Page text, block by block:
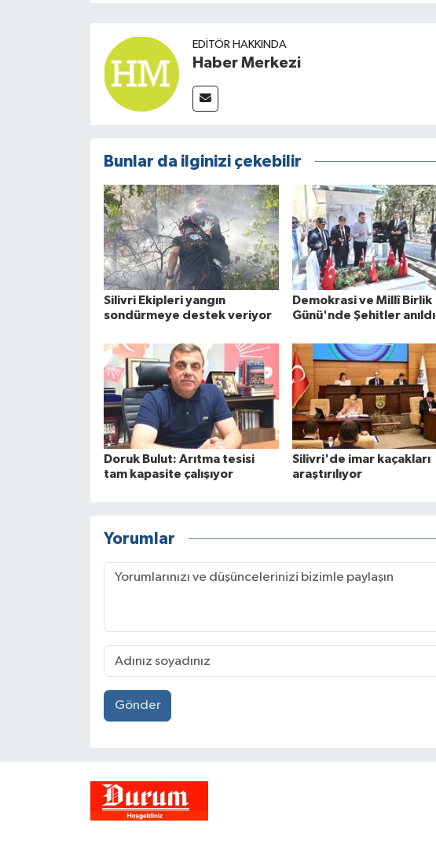
EDITÖR HAKKINDA
Haber Merkezi
Bunlar da ilginizi çekebilir
Silivri Ekipleri yangın
sondürmeye destek veriyor
Demokrasi ve Millî Birlik
Günü'nde Şehitler anıldı
Doruk Bulut: Arıtma tesisi
tam kapasite çalışıyor
Silivri'de imar kaçakları
araştırılıyor
Yorumlar
Gönder